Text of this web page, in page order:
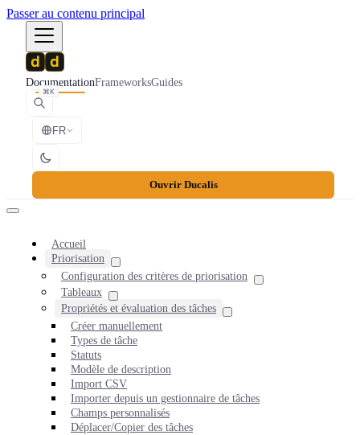
Passer au contenu principal
DocumentationFrameworksGuides
⌘K
FR
Ouvrir Ducalis
Accueil
Priorisation
Configuration des critères de priorisation
Tableaux
Propriétés et évaluation des tâches
Créer manuellement
Types de tâche
Statuts
Modèle de description
Import CSV
Importer depuis un gestionnaire de tâches
Champs personnalisés
Déplacer/Copier des tâches